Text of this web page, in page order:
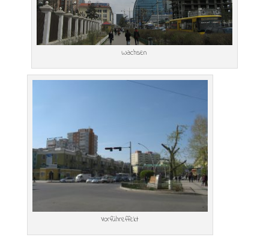
Wachsen
Vorführeffekt